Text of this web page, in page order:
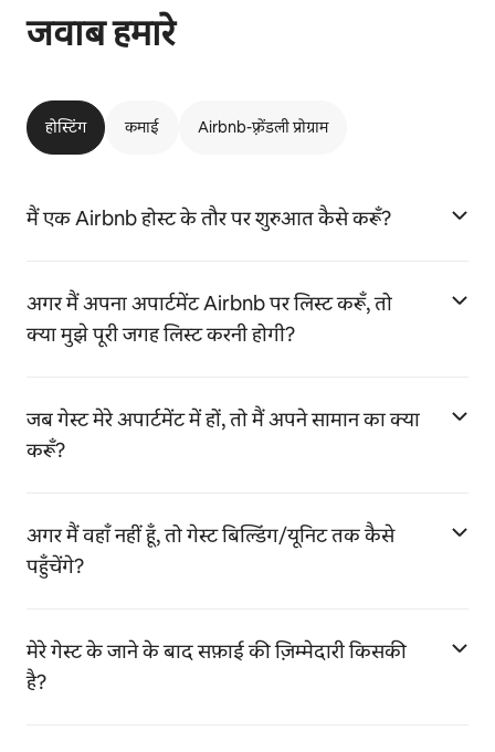
जवाब हमारे
होस्टिंग कमाई Airbnb-फ़्रेंडली प्रोग्राम
मैं एक Airbnb होस्ट के तौर पर शुरुआत कैसे करूँ?
अगर मैं अपना अपार्टमेंट Airbnb पर लिस्ट करूँ, तो
क्या मुझे पूरी जगह लिस्ट करनी होगी?
जब गेस्ट मेरे अपार्टमेंट में हों, तो मैं अपने सामान का क्या
करूँ?
अगर मैं वहाँ नहीं हूँ, तो गेस्ट बिल्डिंग/यूनिट तक कैसे
पहुँचेंगे?
मेरे गेस्ट के जाने के बाद सफ़ाई की ज़िम्मेदारी किसकी
है?